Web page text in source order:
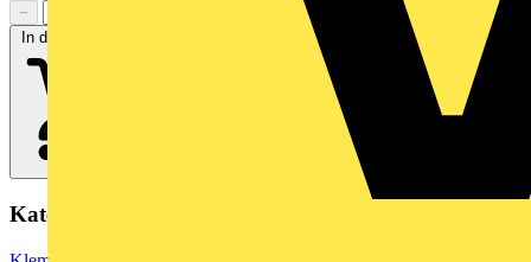
−
In den Warenkorb
Kategorien